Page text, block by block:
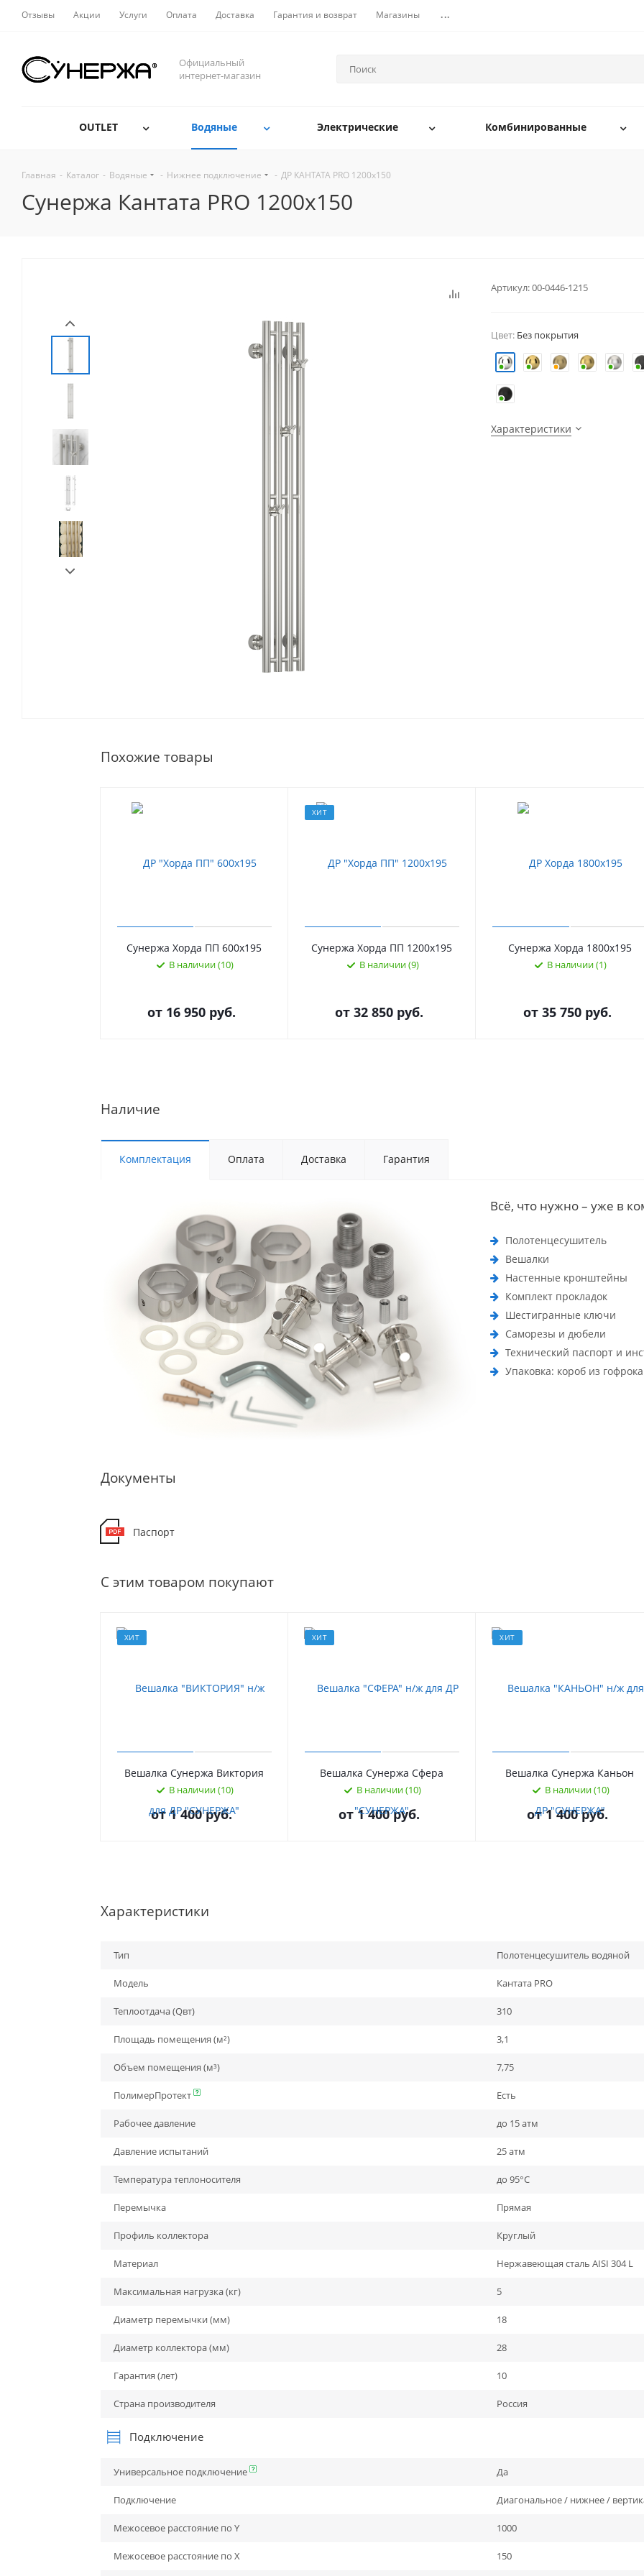
Отзывы Акции Услуги Оплата Доставка Гарантия и возврат Магазины ...
Официальный
интернет-магазин
OUTLET Водяные Электрические Комбинированные
Главная - Каталог - Водяные - Нижнее подключение - ДР КАНТАТА PRO 1200х150
Сунержа Кантата PRO 1200х150
Артикул:00-0446-1215
Цвет: Без покрытия
Характеристики
Похожие товары
Сунержа Хорда ПП 600х195
В наличии (10)
от 16 950 руб.
ХИТ
Сунержа Хорда ПП 1200х195
В наличии (9)
от32 850 руб.
Сунержа Хорда 1800х195
В наличии (1)
от 35 750 руб.
Наличие
Комплектация Оплата Доставка Гарантия
Всё, что нужно – уже в
Полотенцесушитель
Вешалки
Настенные кронштейны
Комплект прокладок
Шестигранные ключи
Саморезы и дюбели
Технический паспорт и
Упаковка: короб из
Документы
Паспорт
С этим товаром покупают
ХИТ
Вешалка Сунержа Виктория
В наличии (10)
от1 400 руб.
ХИТ
Вешалка Сунержа Сфера
В наличии (10)
от1 400 руб.
ХИТ
Вешалка Сунержа Каньон
В наличии (10)
от1 400 руб.
Характеристики
Тип Полотенцесушитель водяной
Модель Кантата PRO
Теплоотдача (Qвт) 310
Площадь помещения (м²) 3,1
Объем помещения (м³) 7,75
ПолимерПротект Есть
Рабочее давление до 15 атм
Давление испытаний 25 атм
Температура теплоносителя до 95°С
Перемычка Прямая
Профиль коллектора Круглый
Материал Нержавеющая сталь AISI 304 L
Максимальная нагрузка (кг) 5
Диаметр перемычки (мм) 18
Диаметр коллектора (мм) 28
Гарантия (лет) 10
Страна производителя Россия
Подключение
Универсальное подключение Да
Подключение Диагональное / нижнее /
Межосевое расстояние по Y 1000
Межосевое расстояние по X 150